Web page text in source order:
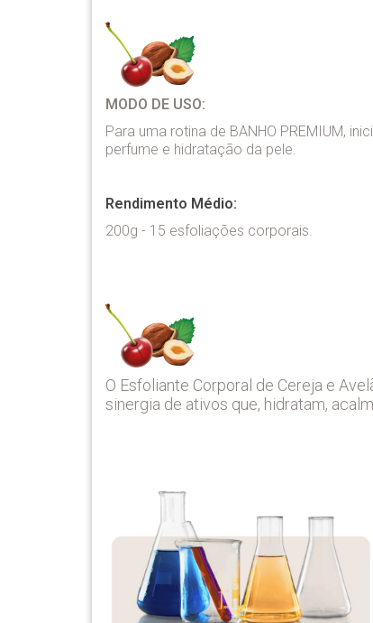
MODO DE USO:
Para uma rotina de BANHO PREMIUM,
perfume e hidratação da pele.
Rendimento Médio:
200g - 15 esfoliações corporais.
O Esfoliante Corporal de Cereja e
sinergia de ativos que, hidratam,